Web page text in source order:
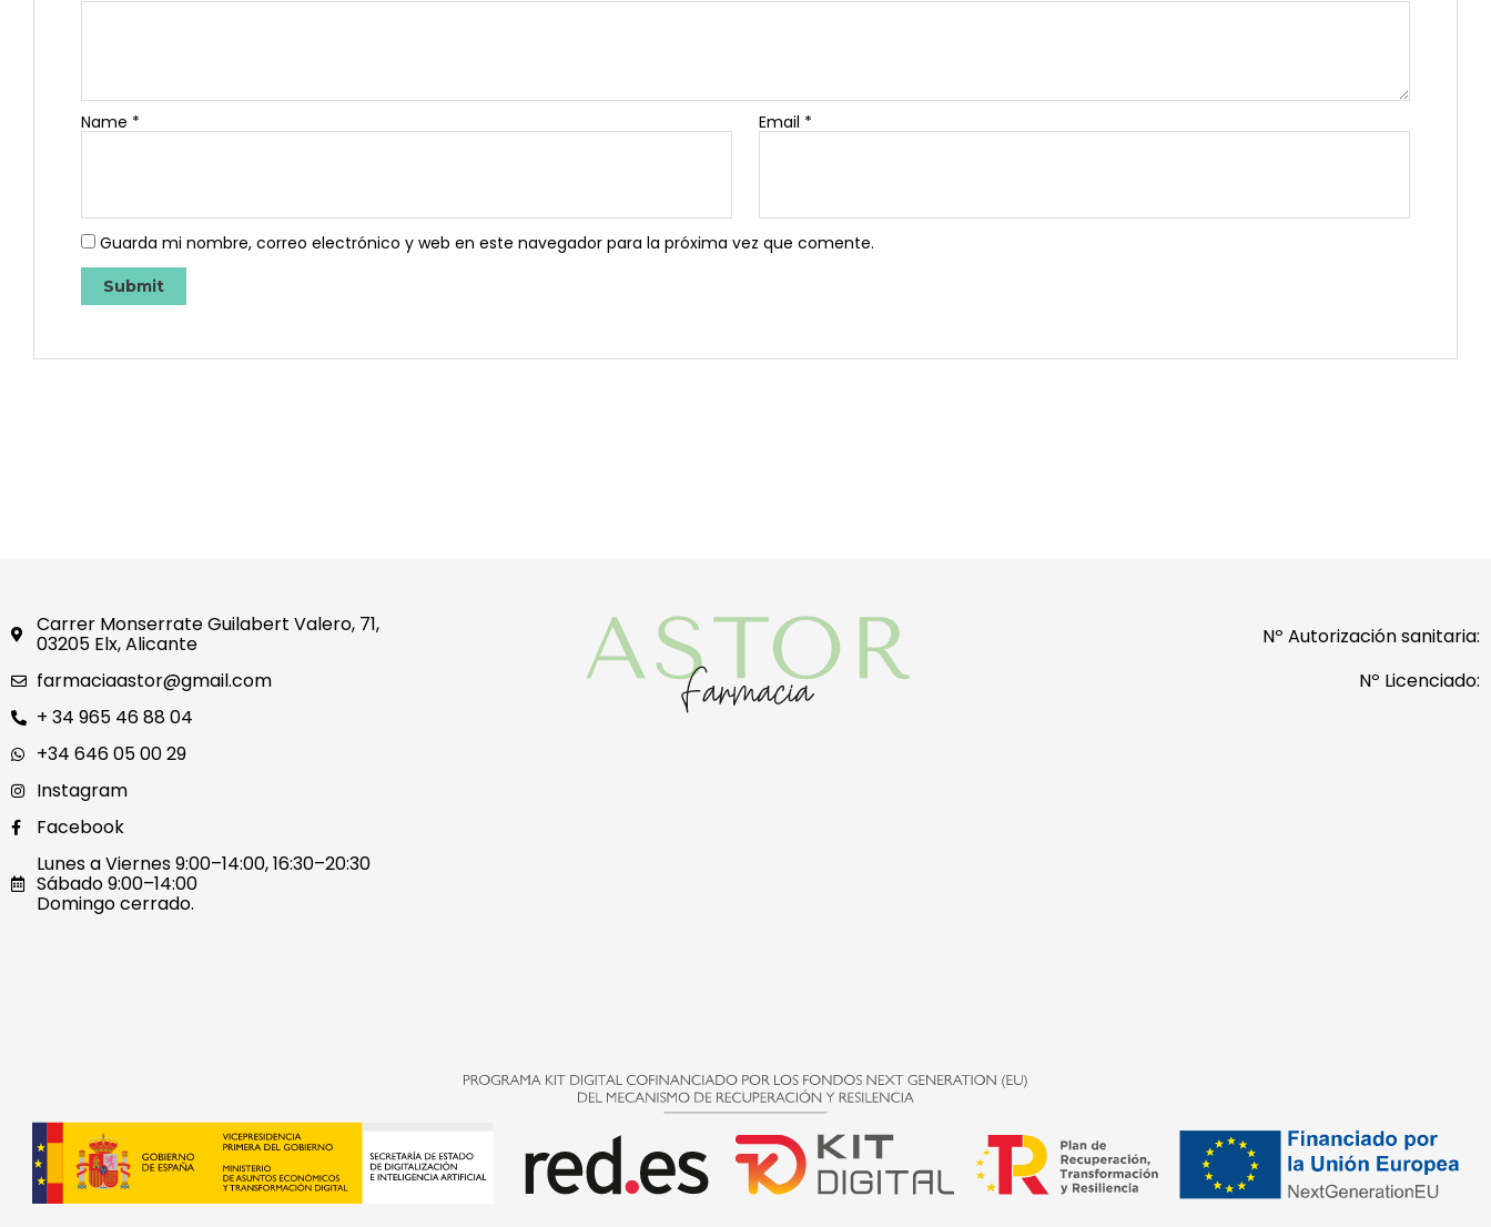
Name * Email *
Guarda mi nombre, correo electrónico y web en este navegador para la próxima vez que comente.
Carrer Monserrate Guilabert Valero, 71,
03205 Elx, Alicante
farmaciaastor@gmail.com
+ 34 965 46 88 04
+34 646 05 00 29
Instagram
Facebook
Lunes a Viernes 9:00–14:00, 16:30–20:30
Sábado 9:00–14:00
Domingo cerrado.
Nº Autorización sanitaria:
Nº Licenciado: